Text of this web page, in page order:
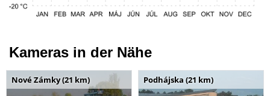
Kameras in der Nähe
Nové Zámky (21 km) Podhájska (21 km)